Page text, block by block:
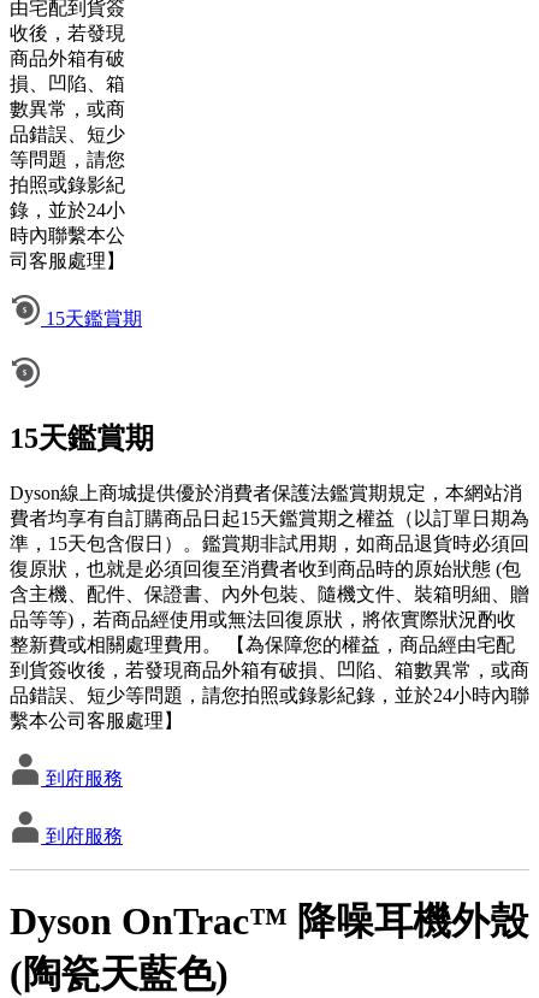
由宅配到貨簽
收後，若發現
商品外箱有破
損、凹陷、箱
數異常，或商
品錯誤、短少
等問題，請您
拍照或錄影紀
錄，並於24小
時內聯繫本公
司客服處理】
15天鑑賞期
15天鑑賞期
Dyson線上商城提供優於消費者保護法鑑賞期規定，本網站消
費者均享有自訂購商品日起15天鑑賞期之權益（以訂單日期為
準，15天包含假日）。鑑賞期非試用期，如商品退貨時必須回
復原狀，也就是必須回復至消費者收到商品時的原始狀態 (包
含主機、配件、保證書、內外包裝、隨機文件、裝箱明細、贈
品等等)，若商品經使用或無法回復原狀，將依實際狀況酌收
整新費或相關處理費用。 【為保障您的權益，商品經由宅配
到貨簽收後，若發現商品外箱有破損、凹陷、箱數異常，或商
品錯誤、短少等問題，請您拍照或錄影紀錄，並於24小時內聯
繫本公司客服處理】
到府服務
到府服務
Dyson OnTrac™ 降噪耳機外殼
(陶瓷天藍色)